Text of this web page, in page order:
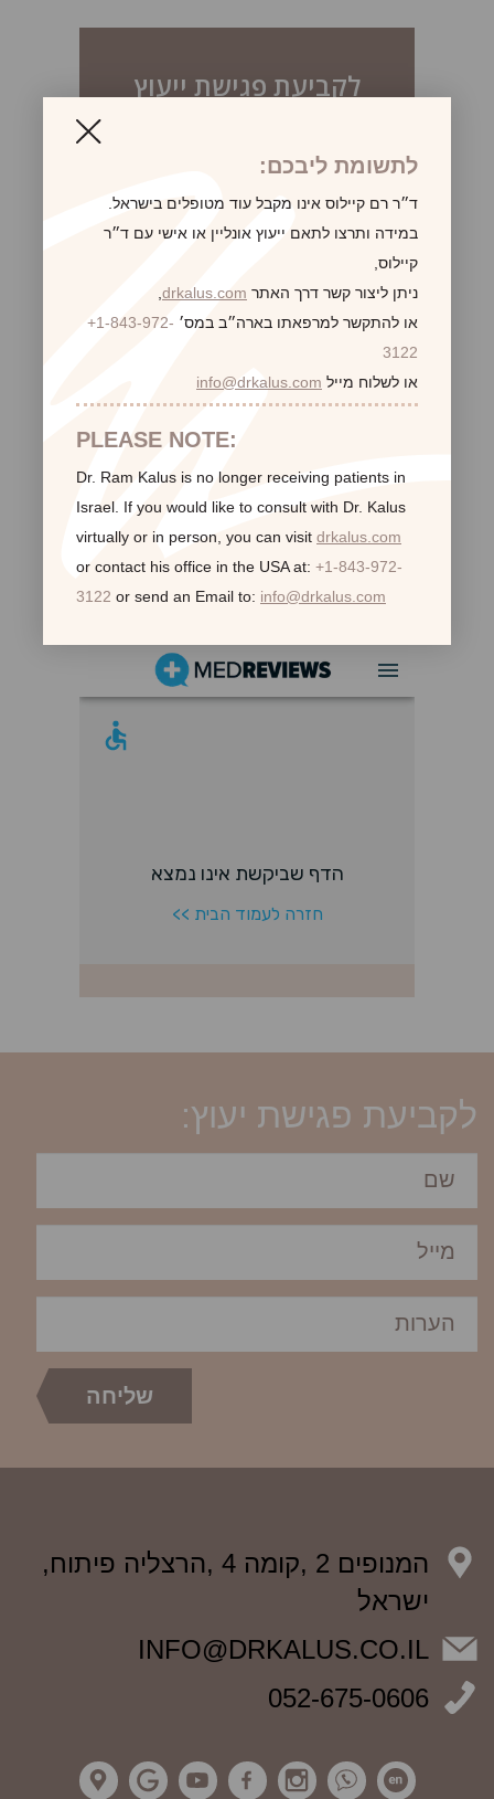
לקביעת פגישת ייעוץ
לקוחות ממליצות:
לקביעת פגישת יעוץ:
המנופים 2 ,קומה 4 ,הרצליה פיתוח,
ישראל
INFO@DRKALUS.CO.IL
052-675-0606
לתשומת ליבכם:
ד״ר רם קיילוס אינו מקבל עוד מטופלים בישראל.
במידה ותרצו לתאם ייעוץ אונליין או אישי עם ד״ר
קיילוס,
ניתן ליצור קשר דרך האתר drkalus.com
או להתקשר למרפאתו בארה״ב במס׳ +1-843-972-
3122
או לשלוח מייל info@drkalus.com
PLEASE NOTE:
Dr. Ram Kalus is no longer receiving patients in
Israel. If you would like to consult with Dr. Kalus
virtually or in person, you can visit drkalus.com
or contact his office in the USA at: +1-843-972-
3122 or send an Email to: info@drkalus.com